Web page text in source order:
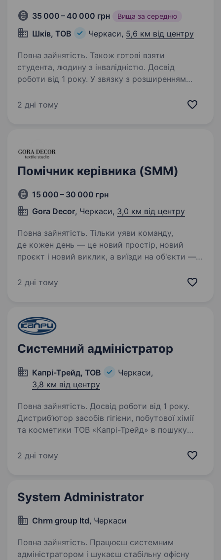
35 000 – 40 000 грн Вища за середню
Шків, ТОВ Черкаси, 5,6 км від центру
Повна зайнятість. Також готові взяти
студента, людину з інвалідністю. Досвід
роботи від 1 року. У звязку з розширенням
електронщика, Запрошуємо до команди
2 дні тому
Помічник керівника (SMM)
15 000 – 30 000 грн
Gora Decor, Черкаси, 3,0 км від центру
Повна зайнятість. Тільки уяви команду,
де кожен день — це новий простір, новий
проєкт і новий виклик, а виїзди на об'єкти —
інтер'єрах. Це і є Gora Decor. Ми вже 16 років
2 дні тому
Системний адміністратор
Капрі-Трейд, ТОВ
Черкаси,
3,8 км від центру
Повна зайнятість. Досвід роботи від 1 року.
Дистриб’ютор засобів гігієни, побутової хімії
та косметики ТОВ «Капрі-Трейд» в пошуку
обов’язки: Адміністрування Windows (Windosw
2 дні тому
System Administrator
Chrm group ltd, Черкаси
Повна зайнятість. Працюєш системним
адміністратором і шукаєш стабільну офісну